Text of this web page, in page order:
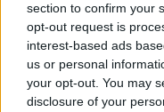
section to confirm your
opt-out request is
interest-based ads
us or personal
your opt-out. You may
disclosure of your
TOP STORIES